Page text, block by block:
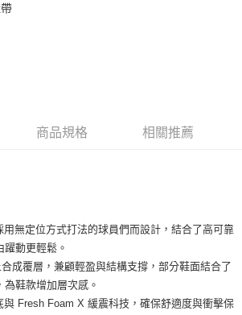
中國信託商業銀行
到商品之後才付款」的支付方式。 讓您購物簡單
、不需綁卡、不需儲值。
，簡訊認證，即可結帳。
服務後，再付款。
帳流程】含以上)免運費
商品規格 相關推薦
無定位方式打法的球員們而設計，結合了高可靠
動更輕鬆。
成覆層，兼顧輕盈與結構支撐，部分鞋面結合了
鞋款增加層次感。
Fresh Foam X 緩震科技，確保舒適度與衝擊保